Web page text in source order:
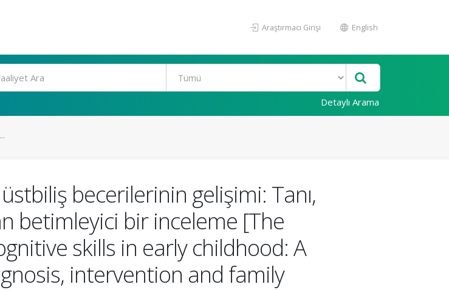
Araştırmacı Girişi English
Detaylı Arama
becerilerinin gelişimi: Tanı,
betimleyici bir inceleme [The
skills in early childhood: A
intervention and family